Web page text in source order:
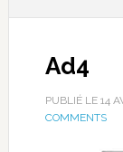
Ad4
PUBLIÉ LE 14
COMMENTS